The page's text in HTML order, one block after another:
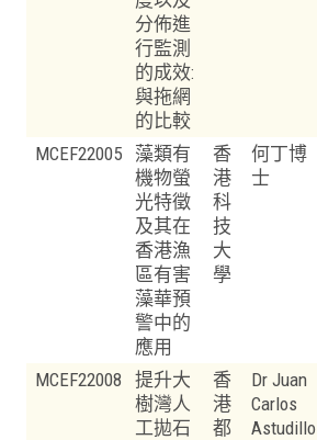
分佈進
行監測
的成效:
與拖網
的比較
MCEF22005
藻類有
機物螢
光特徵
及其在
香港漁
區有害
藻華預
警中的
應用
香
港
科
技
大
學
何丁博
士
MCEF22008
提升大
樹灣人
工拋石
香
港
都
Dr Juan
Carlos
Astudillo